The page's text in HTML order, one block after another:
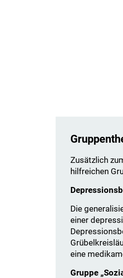
Zusätzlich
hilfreichen
Die
einer
eine
Gruppe